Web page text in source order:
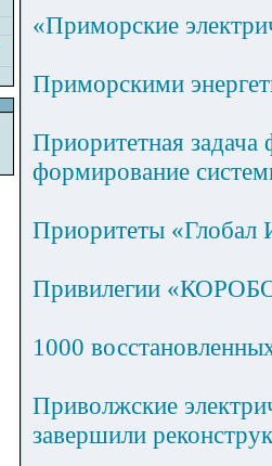
«Приморские
Приморскими
Приоритетная
формирование
Приоритеты «Глобал
Привилегии
1000
Приволжские
завершили